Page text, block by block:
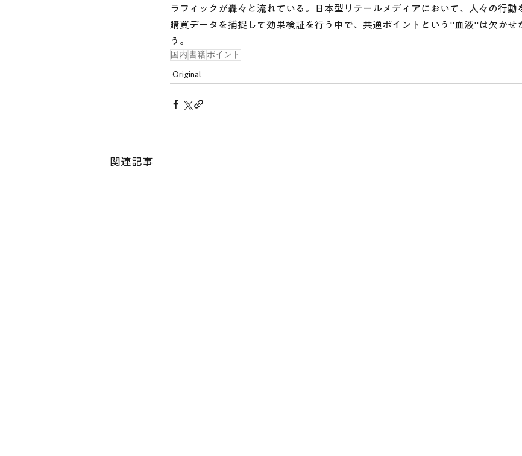
ラフィックが轟々と流れている。日本型リテールメディアにおいて、人々の行動
購買データを捕捉して効果検証を行う中で、共通ポイントという"血液"は欠かせ
う。
国内 書籍ポイント
Original
関連記事